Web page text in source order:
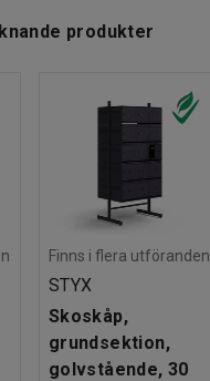
produkter
Finns i flera utföranden
STYX
Skoskåp,
grundsektion,
golvstående, 30